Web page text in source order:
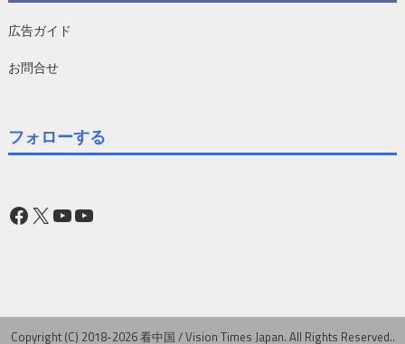
広告ガイド
お問合せ
フォローする
Facebook
X YouTube
YouTube
Copyright (C) 2018-2026 看中国 / Vision Times Japan. All Rights Reserved..